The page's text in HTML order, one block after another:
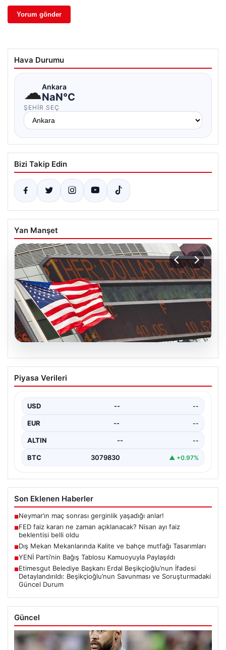
Hava Durumu
☁Ankara
NaN°C
ŞEHIR SEÇ
Bizi Takip Edin
Yan Manşet
04.08.2026
FED faiz kararı ne zaman açıklanacak?
Nisan ayı faiz beklentisi belli oldu
Piyasa Verileri
USD -- --
EUR -- --
ALTIN -- --
BTC 3079830 ▲ +0.97%
Son Eklenen Haberler
■Neymar’ın maç sonrası gerginlik yaşadığı anlar!
■FED faiz kararı ne zaman açıklanacak? Nisan ayı faiz
beklentisi belli oldu
■Dış Mekan Mekanlarında Kalite ve bahçe mutfağı Tasarımları
■YENİ Parti’nin Bağış Tablosu Kamuoyuyla Paylaşıldı
■Etimesgut Belediye Başkanı Erdal Beşikçioğlu’nun İfadesi
Detaylandırıldı: Beşikçioğlu’nun Savunması ve Soruşturmadaki
Güncel Durum
Güncel